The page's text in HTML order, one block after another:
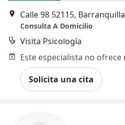
Calle 98 52115, Barranquilla
Consulta A Domicilio
Visita Psicología
Solicita una cita